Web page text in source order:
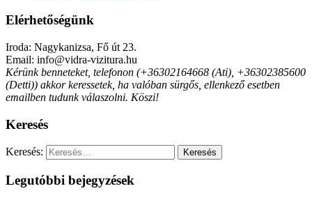
Elérhetőségünk
Iroda: Nagykanizsa, Fő út 23.
Email: info@vidra-vizitura.hu
Kérünk benneteket, telefonon (+36302164668 (Ati), +36302385600
(Detti)) akkor keressetek, ha valóban sürgős, ellenkező esetben
emailben tudunk válaszolni. Köszi!
Keresés
Keresés:
Legutóbbi bejegyzések